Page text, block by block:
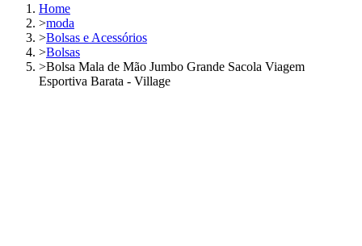
Home
>moda
>Bolsas e Acessórios
>Bolsas
>Bolsa Mala de Mão Jumbo Grande Sacola Viagem
Esportiva Barata - Village